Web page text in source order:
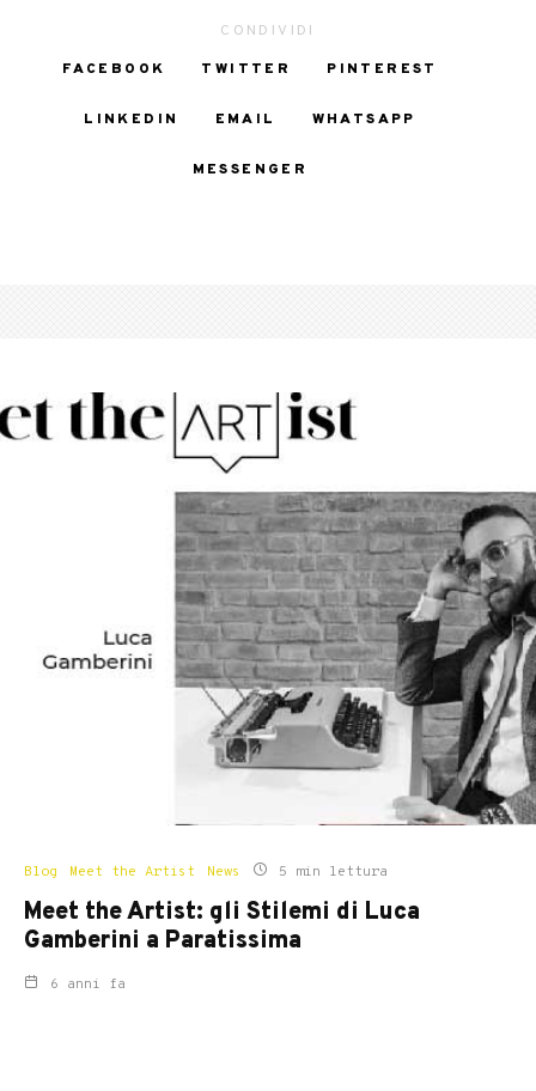
CONDIVIDI
FACEBOOK
TWITTER PINTEREST
LINKEDIN EMAIL WHATSAPP
MESSENGER
Blog Meet the Artist News 5 min lettura
Meet the Artist: gli Stilemi di Luca
Gamberini a Paratissima
6 anni fa